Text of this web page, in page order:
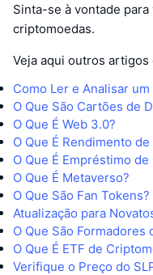
Sinta-se à vontade
criptomoedas.
Veja aqui outros
Como Ler e Analisar
O Que São Cartões de
O Que É Web 3.0?
O Que É Rendimento
O Que É Empréstimo
O Que É Metaverso?
O Que São Fan Tokens?
Atualização para
O Que São
O Que É ETF de
Verifique o Preço do